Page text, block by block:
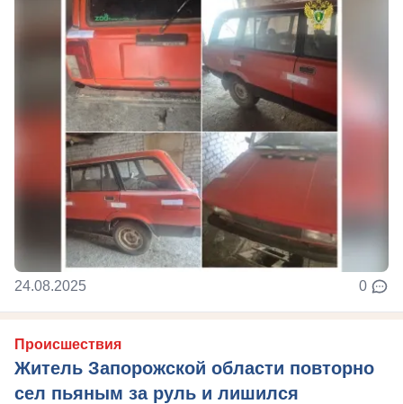
24.08.2025 0
Происшествия
Житель Запорожской области повторно
сел пьяным за руль и лишился